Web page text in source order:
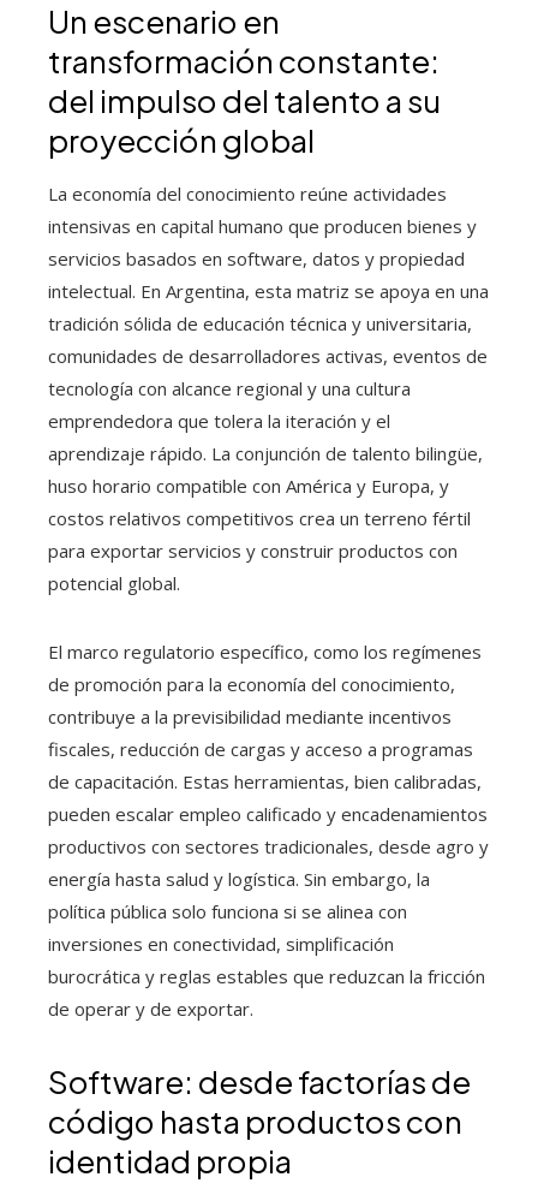
Un escenario en
transformación constante:
del impulso del talento a su
proyección global
La economía del conocimiento reúne actividades
intensivas en capital humano que producen bienes y
servicios basados en software, datos y propiedad
intelectual. En Argentina, esta matriz se apoya en una
tradición sólida de educación técnica y universitaria,
comunidades de desarrolladores activas, eventos de
tecnología con alcance regional y una cultura
emprendedora que tolera la iteración y el
aprendizaje rápido. La conjunción de talento bilingüe,
huso horario compatible con América y Europa, y
costos relativos competitivos crea un terreno fértil
para exportar servicios y construir productos con
potencial global.
El marco regulatorio específico, como los regímenes
de promoción para la economía del conocimiento,
contribuye a la previsibilidad mediante incentivos
fiscales, reducción de cargas y acceso a programas
de capacitación. Estas herramientas, bien calibradas,
pueden escalar empleo calificado y encadenamientos
productivos con sectores tradicionales, desde agro y
energía hasta salud y logística. Sin embargo, la
política pública solo funciona si se alinea con
inversiones en conectividad, simplificación
burocrática y reglas estables que reduzcan la fricción
de operar y de exportar.
Software: desde factorías de
código hasta productos con
identidad propia